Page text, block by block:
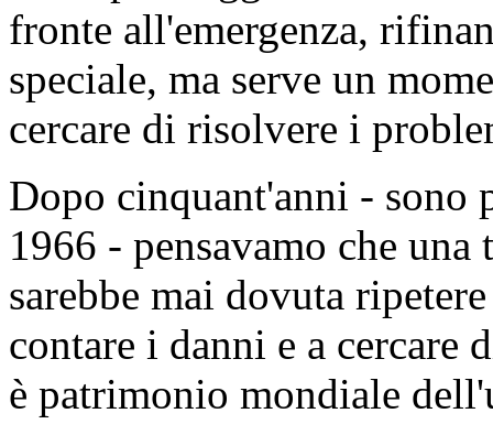
fronte all'emergenza,
speciale, ma serve un
cercare di risolvere i
Dopo cinquant'anni - sono
1966 - pensavamo che
sarebbe mai dovuta
contare i danni e a cercare
è patrimonio mondiale